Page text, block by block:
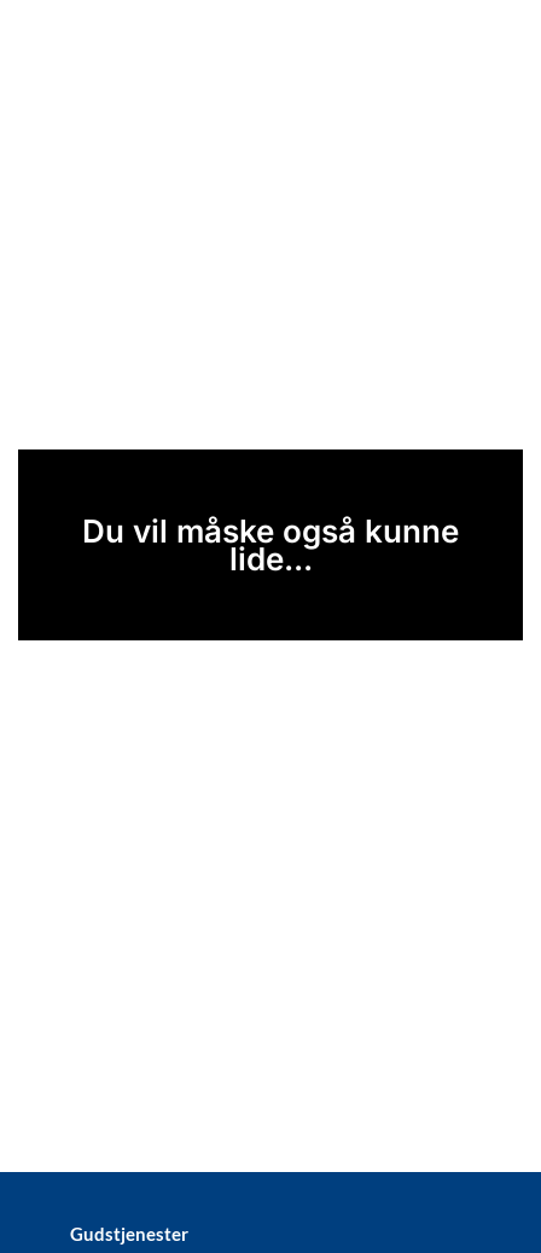
Du vil måske også kunne
lide...
Gudstjenester